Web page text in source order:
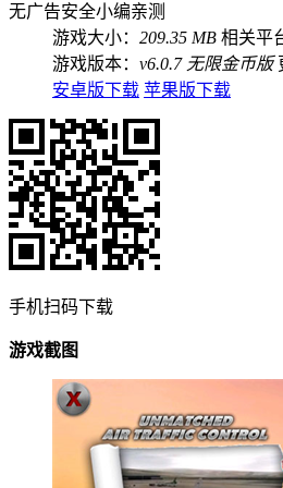
无广告安全小编亲测
游戏大小： 209.35 MB 相关平
游戏版本： v6.0.7 无限金币版
安卓版下载 苹果版下载
手机扫码下载
游戏截图